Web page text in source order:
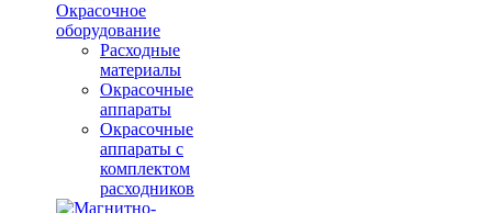
Окрасочное
оборудование
Расходные
материалы
Окрасочные
аппараты
Окрасочные
аппараты с
комплектом
расходников